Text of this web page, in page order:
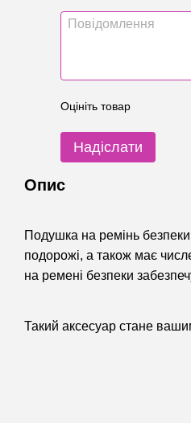
Оцініть товар
Надіслати
Опис
Подушка на ремінь
подорожі, а також має
на ремені безпеки
Такий аксесуар стане